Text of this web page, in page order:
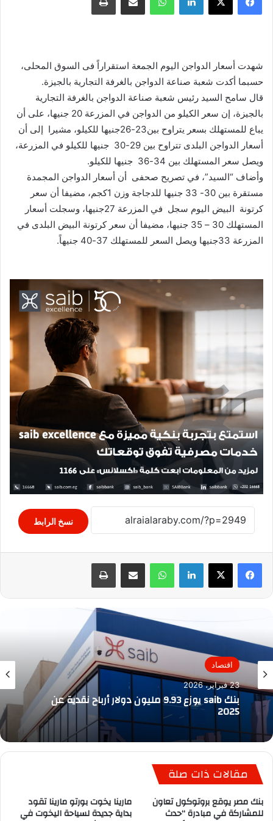
شهدت أسعار الدواجن اليوم الجمعة استقراراً فى السوق المحلى،
حسبما أكدت شعبة صناعة الدواجن بالغرفة التجارية بالجيزة.
قال سامح السيد رئيس شعبة صناعة الدواجن بالغرفة التجارية
بالجيزة، إن سعر الكيلو من الدواجن في المزرعة 20 جنيها، على أن
يباع للمستهلك بسعر يتراوح بين23-26جنيها للكيلو، مشيرا إلى أن
أسعار الدواجن البلدى تتراوح بين 29-30 جنيها للكيلو في المزرعة،
ويصل سعر المستهلك بين 34-36 جنيها للكيلو.
وأضاف “السيد”، في تصريح صحفى أن أسعار الدواجن المجمدة
مستقرة بين 30- 33 جنيها للدجاجة وزن 1كجم، مضيفا أن سعر
كرتونة البيض اليوم سجل في المزرعة 27جنيها، وسجلت أسعار
المستهلك 30 – 35 جنيها، مضيفا أن سعر كرتونة البيض البلدى في
المزرعة 33جنيها ويصل السعر للمستهلك 37-40 جنيهاً.
نسخ الرابط
لينكدإن واتساب مشاركة عبر البريد طباعة
اقتصاد
23 فبراير، 2026
بنك saib يوزع 9.93 مليون دولار أرباح نقدية عن
2025
مقالات ذات صلة
بنك مصر يوقع بروتوكول تعاون
للمشاركة في مبادرة “حدث
مارينا يخوت بورتو مارينا تقود
بداية جديدة لسياحة اليخوت في